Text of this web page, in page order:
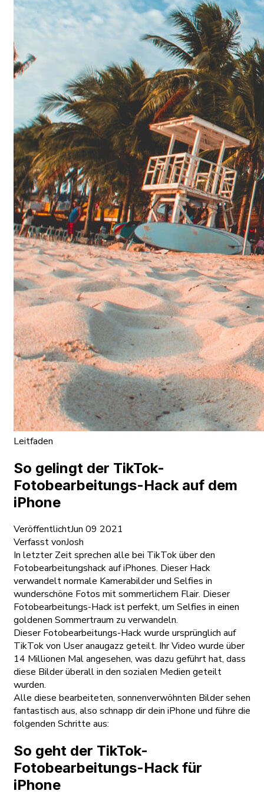
Leitfaden
So gelingt der TikTok-
Fotobearbeitungs-Hack auf dem
iPhone
VeröffentlichtJun 09 2021
Verfasst vonJosh
In letzter Zeit sprechen alle bei TikTok über den
Fotobearbeitungshack auf iPhones. Dieser Hack
verwandelt normale Kamerabilder und Selfies in
wunderschöne Fotos mit sommerlichem Flair. Dieser
Fotobearbeitungs-Hack ist perfekt, um Selfies in einen
goldenen Sommertraum zu verwandeln.
Dieser Fotobearbeitungs-Hack wurde ursprünglich auf
TikTok von User anaugazz geteilt. Ihr Video wurde über
14 Millionen Mal angesehen, was dazu geführt hat, dass
diese Bilder überall in den sozialen Medien geteilt
wurden.
Alle diese bearbeiteten, sonnenverwöhnten Bilder sehen
fantastisch aus, also schnapp dir dein iPhone und führe die
folgenden Schritte aus:
So geht der TikTok-
Fotobearbeitungs-Hack für
iPhone